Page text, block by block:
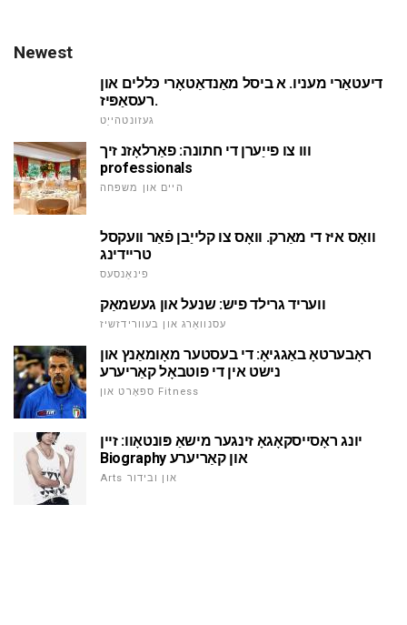
Newest
דיעטאַרי מעניו. א ביסל מאַנדאַטאָרי כּללים און
רעסאַפּיז.
געזונטהייַט
ווו צו פייַערן די חתונה: פאַרלאָזנ זיך
professionals
היים און משפּחה
וואָס איז די מאַרק. וואָס צו קלייַבן פֿאַר וועקסל
טריידינג
פינאַנסעס
וועריד גרילד פיש: שנעל און געשמאַק
עסנוואַרג און בעוורידזשיז
ראָבערטאָ באַגגיאָ: די בעסטער מאָומאַנץ און
נישט אין די פוטבאָל קאַריערע
ספּאָרט און Fitness
יונג ראָסייסקאָגאָ זינגער מישאַ פּונטאָוו: זיין
Biography און קאַריערע
Arts און ובידור